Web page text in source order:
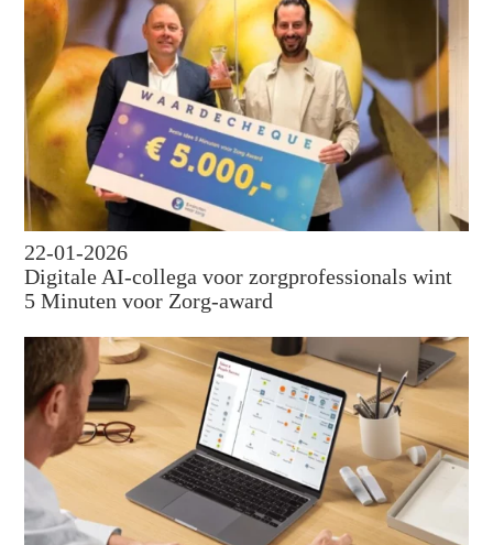
22-01-2026
Digitale AI-collega voor zorgprofessionals wint
5 Minuten voor Zorg-award